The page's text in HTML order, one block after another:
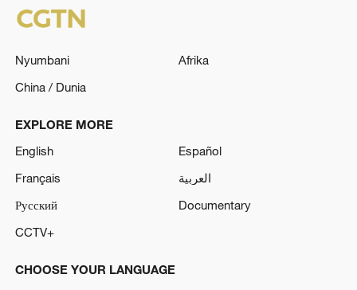
Nyumbani
Afrika
China / Dunia
EXPLORE MORE
English
Español
Français
العربية
Русский
Documentary
CCTV+
CHOOSE YOUR LANGUAGE